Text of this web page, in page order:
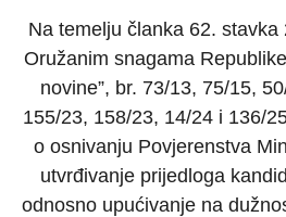
Na temelju članka 62. stavka
Oružanim snagama
novine”, br. 73/13, 75/15,
155/23, 158/23, 14/24 i 136/
o osnivanju Povjerenstva
utvrđivanje prijedloga
odnosno upućivanje na